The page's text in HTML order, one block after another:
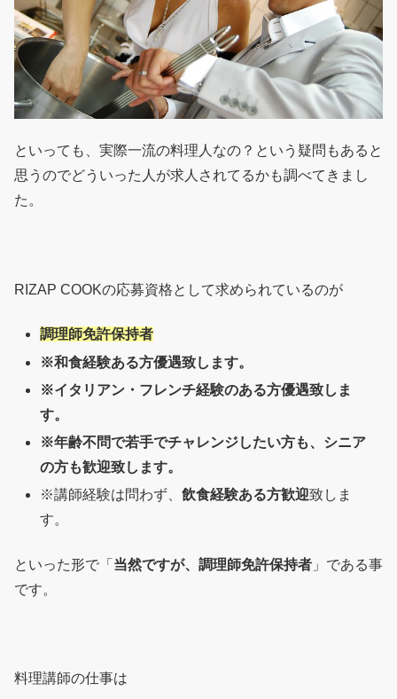
といっても、実際一流の料理人なの？という疑問もあると
思うのでどういった人が求人されてるかも調べてきまし
た。
RIZAP COOKの応募資格として求められているのが
調理師免許保持者
※和食経験ある方優遇致します。
※イタリアン・フレンチ経験のある方優遇致しま
す。
※年齢不問で若手でチャレンジしたい方も、シニア
の方も歓迎致します。
※講師経験は問わず、飲食経験ある方歓迎致しま
す。
といった形で「 当然ですが、調理師免許保持者 」である事
です。
料理講師の仕事は